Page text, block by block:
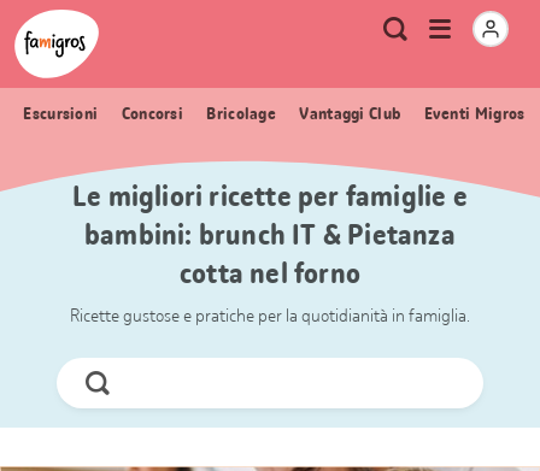
Navigazione
segnalibri
Header
Logo Metanavigazione
Ricerca
Apri
menu
Escursioni Concorsi Bricolage Vantaggi Club Eventi Migros
Le migliori ricette per famiglie e
bambini: brunch IT & Pietanza
cotta nel forno
Ricette gustose e pratiche per la quotidianità in famiglia.
Cerca
ora